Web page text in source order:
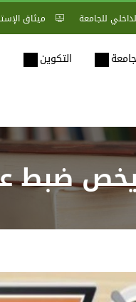
للجامعة ميثاق
التكوين
ضبط